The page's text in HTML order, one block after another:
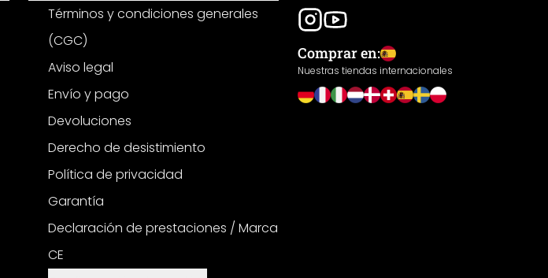
Términos y condiciones generales
(CGC)
Aviso legal
Envío y pago
Devoluciones
Derecho de desistimiento
Política de privacidad
Garantía
Declaración de prestaciones / Marca
CE
Comprar en:
Nuestras tiendas internacionales